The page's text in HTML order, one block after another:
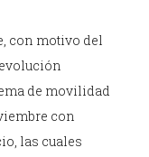
con motivo del
de movilidad
con
las cuales